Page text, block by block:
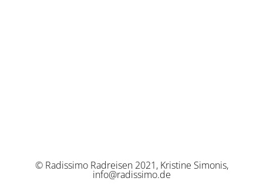
© Radissimo Radreisen 2021, Kristine Simonis,
info@radissimo.de